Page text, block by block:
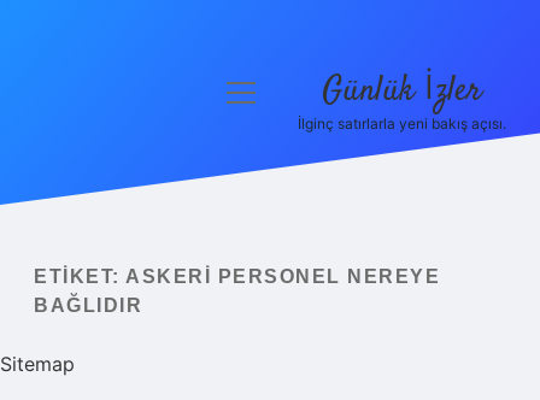
Yasal Uyarı
menüyü
Günlük İzler
İlginç satırlarla yeni bakış açısı.
ETIKET: ASKERI PERSONEL NEREYE
BAĞLIDIR
Sitemap